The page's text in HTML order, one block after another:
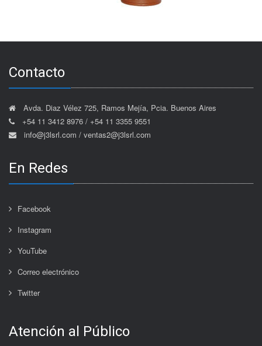
Contacto
Avda. Diaz Vélez 725, Ramos Mejía, Pcia. Buenos Aires
+54 11 3412 8976 / +54 11 3355 9551
info@j3lsrl.com / ventas2@j3lsrl.com
En Redes
Facebook
Instagram
YouTube
Correo electrónico
Twitter
Atención al Público